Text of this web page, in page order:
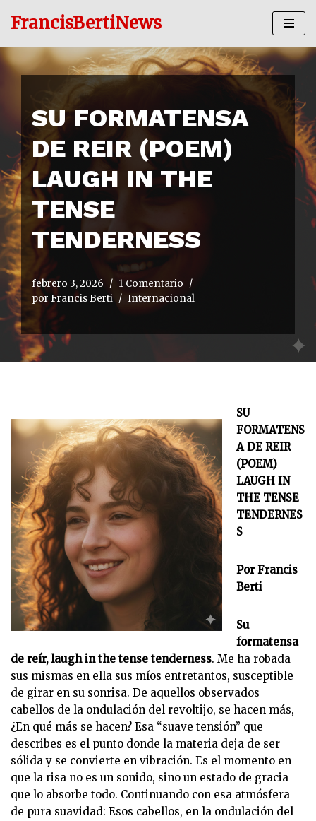
contenido
FrancisBertiNews
SU FORMATENSA
DE REIR (POEM)
LAUGH IN THE
TENSE
TENDERNESS
febrero 3, 2026
1 Comentario
por Francis Berti Internacional
SU
FORMATENS
A DE REIR
(POEM)
LAUGH IN
THE TENSE
TENDERNES
S
Por Francis
Berti
Su
formatensa
de reír, laugh in the tense tenderness. Me ha robada
sus mismas en ella sus míos entretantos, susceptible
de girar en su sonrisa. De aquellos observados
cabellos de la ondulación del revoltijo, se hacen más,
¿En qué más se hacen? Esa “suave tensión” que
describes es el punto donde la materia deja de ser
sólida y se convierte en vibración. Es el momento en
que la risa no es un sonido, sino un estado de gracia
que lo absorbe todo. Continuando con esa atmósfera
de pura suavidad: Esos cabellos, en la ondulación del